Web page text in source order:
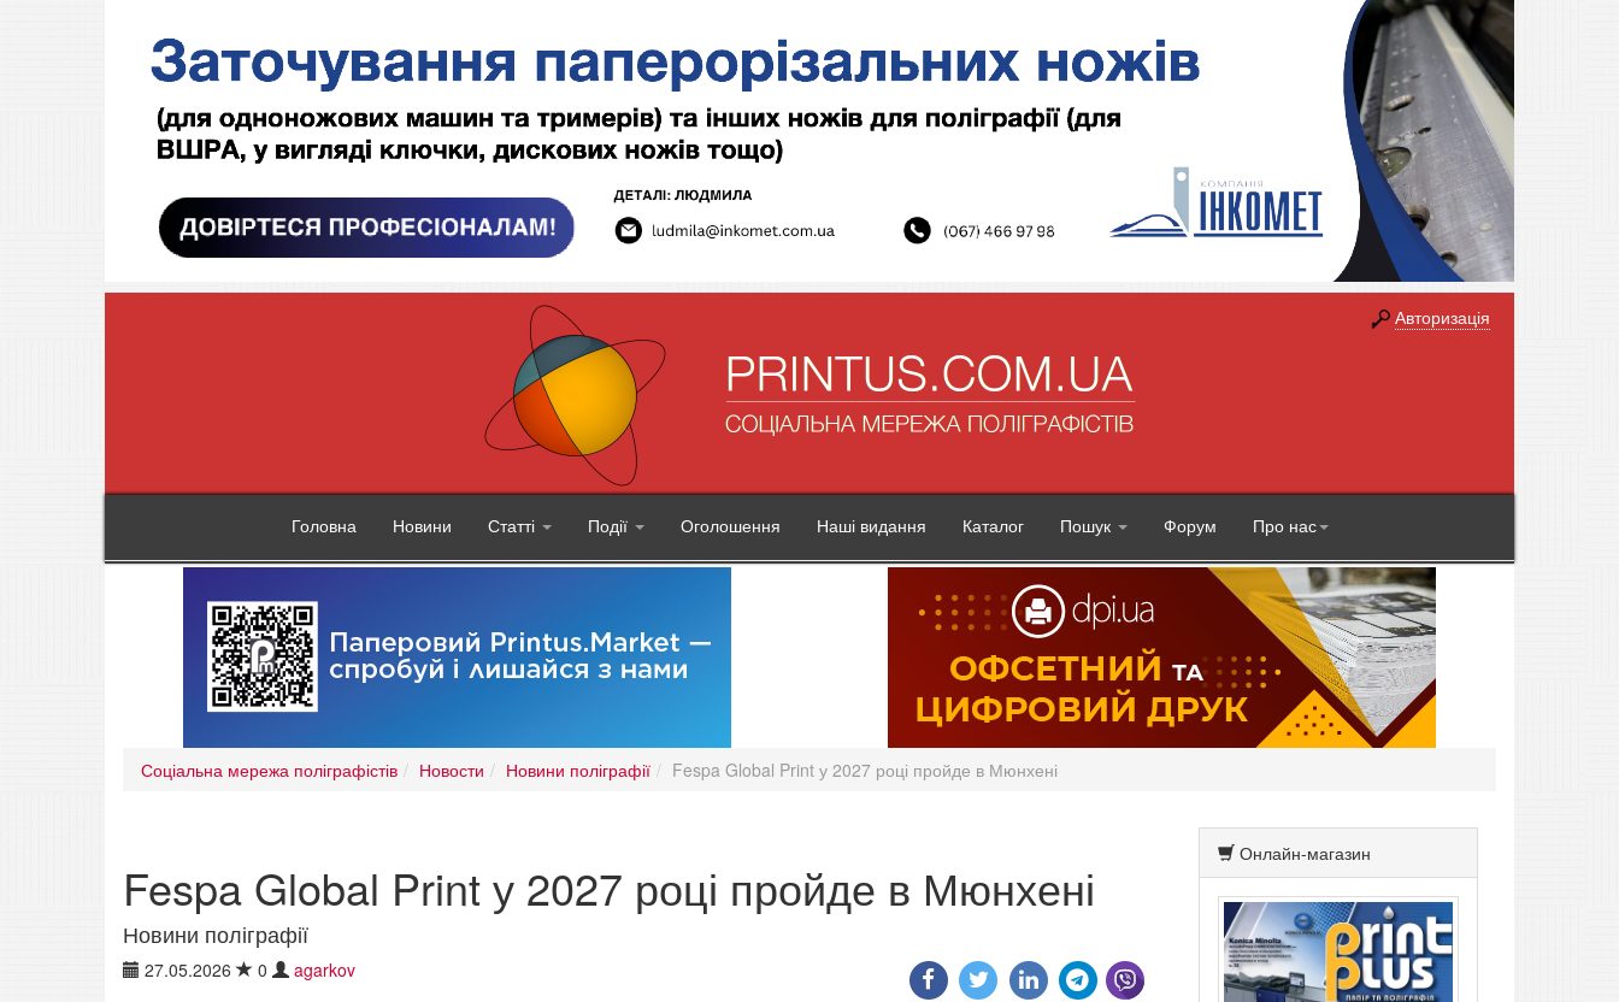
Авторизація
Головна Новини Статті Події Оголошення Наші видання Каталог Пошук Форум Про нас
Соціальна мережа поліграфістів Новости Новини поліграфії Fespa Global Print у 2027 році пройде в Мюнхені
Fespa Global Print у 2027 році пройде в Мюнхені
Новини поліграфії
27.05.2026 0 agarkov
Онлайн-магазин